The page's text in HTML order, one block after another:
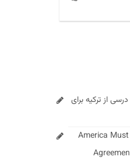
از ترکیه برای
America